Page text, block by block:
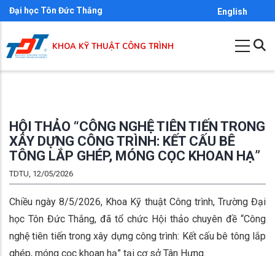
Skip
to
main
content
Đại học Tôn Đức Thắng English
KHOA KỸ THUẬT CÔNG TRÌNH
HỘI THẢO “CÔNG NGHỆ TIÊN TIẾN TRONG
XÂY DỰNG CÔNG TRÌNH: KẾT CẤU BÊ
TÔNG LẮP GHÉP, MÓNG CỌC KHOAN HẠ”
TDTU, 12/05/2026
Chiều ngày 8/5/2026, Khoa Kỹ thuật Công trình, Trường Đại
học Tôn Đức Thắng, đã tổ chức Hội thảo chuyên đề “Công
nghệ tiên tiến trong xây dựng công trình: Kết cấu bê tông lắp
ghép, móng cọc khoan hạ” tại cơ sở Tân Hưng.